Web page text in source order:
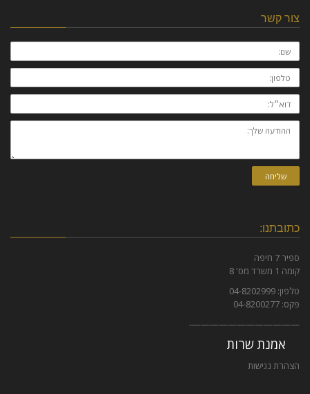
צור קשר
שם:
טלפון:
דוא״ל:
ההודעה
שלך:
שליחה
כתובתנו:
ספיר 7 חיפה
קומה 1 משרד מס' 8
טלפון: 04-8202999
פקס: 04-8200277
————————————-
אמנת שרות
הצהרת נגישות